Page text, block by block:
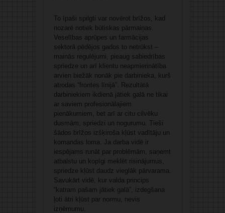
To īpaši spilgti var novērot brīžos, kad
nozarē notiek būtiskas pārmaiņas.
Veselības aprūpes un farmācijas
sektorā pēdējos gados to netrūkst –
mainās regulējumi, pieaug sabiedrības
spriedze un arī klientu neapmierinātība
arvien biežāk nonāk pie darbinieka, kurš
atrodas “frontes līnijā”. Rezultātā
darbiniekiem ikdienā jātiek galā ne tikai
ar saviem profesionālajiem
pienākumiem, bet arī ar citu cilvēku
dusmām, spriedzi un nogurumu. Tieši
šādos brīžos izšķiroša kļūst vadītāju un
komandas loma. Ja darba vidē ir
iespējams runāt par problēmām, saņemt
atbalstu un kopīgi meklēt risinājumus,
spriedze kļūst daudz vieglāk pārvarama.
Savukārt vidē, kur valda princips
“katram pašam jātiek galā”, izdegšana
ļoti ātri kļūst par normu, nevis
izņēmumu.